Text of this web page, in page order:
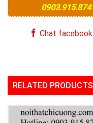
0903.915.874
Chat facebook
RELATED PRODUCTS